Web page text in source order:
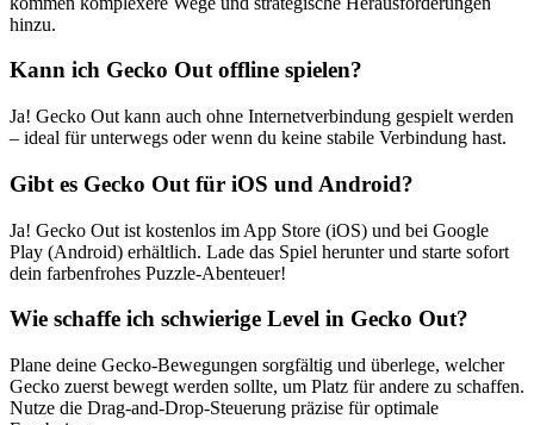
hinzu.
Kann ich Gecko Out offline spielen?
Ja! Gecko Out kann auch ohne Internetverbindung gespielt werden
– ideal für unterwegs oder wenn du keine stabile Verbindung hast.
Gibt es Gecko Out für iOS und Android?
Ja! Gecko Out ist kostenlos im App Store (iOS) und bei Google
Play (Android) erhältlich. Lade das Spiel herunter und starte sofort
dein farbenfrohes Puzzle-Abenteuer!
Wie schaffe ich schwierige Level in Gecko Out?
Plane deine Gecko-Bewegungen sorgfältig und überlege, welcher
Gecko zuerst bewegt werden sollte, um Platz für andere zu schaffen.
Nutze die Drag-and-Drop-Steuerung präzise für optimale